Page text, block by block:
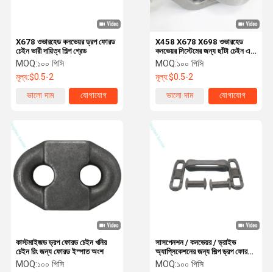
X678 ওভারহেড কনভেয়র ড্রপ ফোরড
চেইন ভারী দায়িত্ব শিল্প গ্রেড
MOQ:১০০ পিসি
মূল্য:$0.5-2
ভালো দাম
যোগাযোগ
X458 X678 X698 ওভারহেড
কনভেয়র সিস্টেমের জন্য ছাঁটা চেইন এবং
ট্রলি
MOQ:১০০ পিসি
মূল্য:$0.5-2
ভালো দাম
যোগাযোগ
কাস্টমাইজড ড্রপ ফোরড চেইন খনির
চেইন রিং জন্য ফোরড ইস্পাত অংশ
MOQ:১০০ পিসি
সাসপেনশন / কনভেয়র / ড্রাইভ
অ্যাপ্লিকেশনের জন্য শিল্প ড্রপ ফোরড
চেইন
MOQ:১০০ পিসি